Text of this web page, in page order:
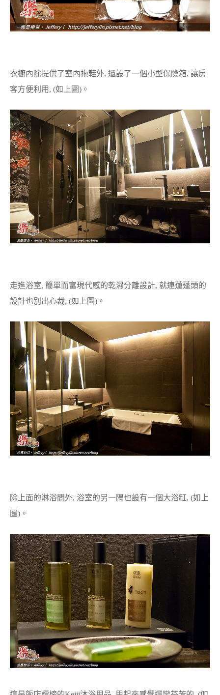
衣櫥內除提供了室內拖鞋外, 還設了一個小型保險箱, 讓房
客方便利用, (如上圖)。
走進浴室, 簡單而富現代感的乾濕分離設計, 就連蓮蓬頭的
設計也別出心裁, (如上圖)。
除上面的淋浴間外, 浴室的另一隅也設有一個大浴缸, (如上
圖)。